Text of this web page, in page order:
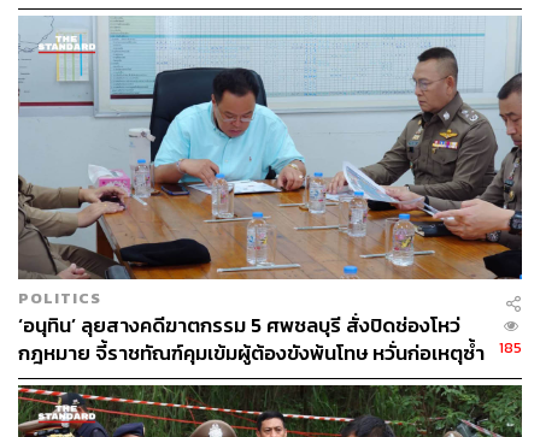
POLITICS
‘อนุทิน’ ลุยสางคดีฆาตกรรม 5 ศพชลบุรี สั่งปิดช่องโหว่
กฎหมาย จี้ราชทัณฑ์คุมเข้มผู้ต้องขังพ้นโทษ หวั่นก่อเหตุซ้ำ
รอย
185